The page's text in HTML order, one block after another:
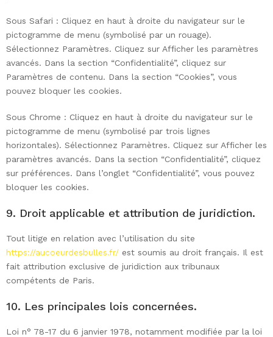
Sous Safari : Cliquez en haut à droite du navigateur sur le
pictogramme de menu (symbolisé par un rouage).
Sélectionnez Paramètres. Cliquez sur Afficher les paramètres
avancés. Dans la section “Confidentialité”, cliquez sur
Paramètres de contenu. Dans la section “Cookies”, vous
pouvez bloquer les cookies.
Sous Chrome : Cliquez en haut à droite du navigateur sur le
pictogramme de menu (symbolisé par trois lignes
horizontales). Sélectionnez Paramètres. Cliquez sur Afficher les
paramètres avancés. Dans la section “Confidentialité”, cliquez
sur préférences. Dans l’onglet “Confidentialité”, vous pouvez
bloquer les cookies.
9. Droit applicable et attribution de juridiction.
Tout litige en relation avec l’utilisation du site
https://aucoeurdesbulles.fr/ est soumis au droit français. Il est
fait attribution exclusive de juridiction aux tribunaux
compétents de Paris.
10. Les principales lois concernées.
Loi n° 78-17 du 6 janvier 1978, notamment modifiée par la loi